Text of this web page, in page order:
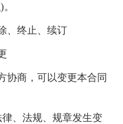
、终止、续订
协商，可以变更本合同
、法规、规章发生变